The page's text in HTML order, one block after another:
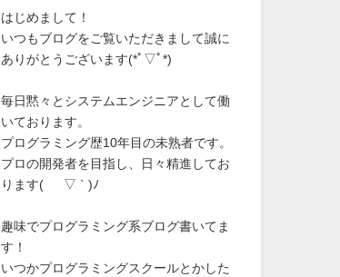
はじめまして！
いつもブログをご覧いただきまして誠に
ありがとうございます(*ﾟ▽ﾟ*)
毎日黙々とシステムエンジニアとして働
いております。
プログラミング歴10年目の未熟者です。
プロの開発者を目指し、日々精進してお
ります( ´ ▽ ` )ﾉ
趣味でプログラミング系ブログ書いてま
す！
いつかプログラミングスクールとかした